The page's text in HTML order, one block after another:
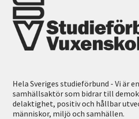
Hela Sveriges studieförbund - Vi är
samhällsaktör som bidrar till
delaktighet, positiv och hållbar
människor, miljö och samhällen.